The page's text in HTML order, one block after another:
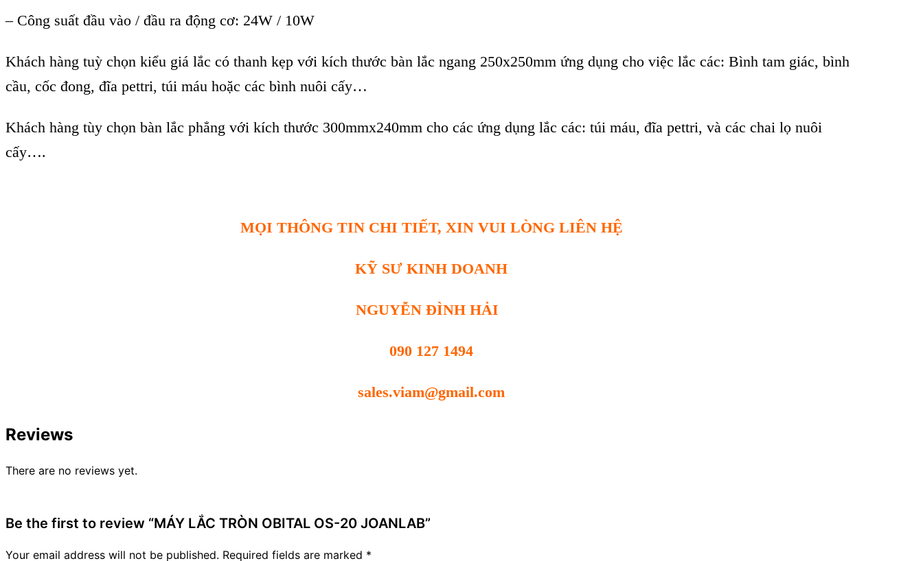
– Công suất đầu vào / đầu ra động cơ: 24W / 10W
Khách hàng tuỳ chọn kiểu giá lắc có thanh kẹp với kích thước bàn lắc ngang 250x250mm ứng dụng cho việc lắc các: Bình tam giác, bình
cầu, cốc đong, đĩa pettri, túi máu hoặc các bình nuôi cấy…
Khách hàng tùy chọn bàn lắc phẳng với kích thước 300mmx240mm cho các ứng dụng lắc các: túi máu, đĩa pettri, và các chai lọ nuôi
cấy….
MỌI THÔNG TIN CHI TIẾT, XIN VUI LÒNG LIÊN HỆ
KỸ SƯ KINH DOANH
NGUYỄN ĐÌNH HẢI
090 127 1494
sales.viam@gmail.com
Reviews
There are no reviews yet.
Be the first to review “MÁY LẮC TRÒN OBITAL OS-20 JOANLAB”
Your email address will not be published. Required fields are marked *